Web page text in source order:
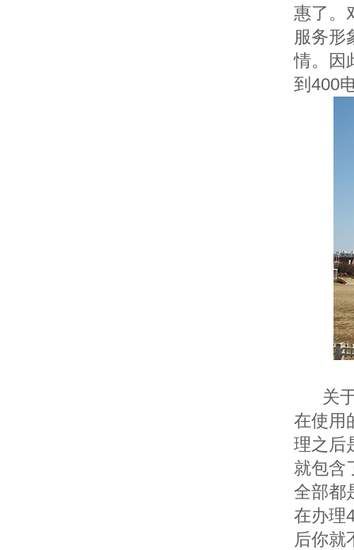
惠了。
服务形
情。因
到400
关
在使用
理之后
就包含
全部都
在办理
后你就